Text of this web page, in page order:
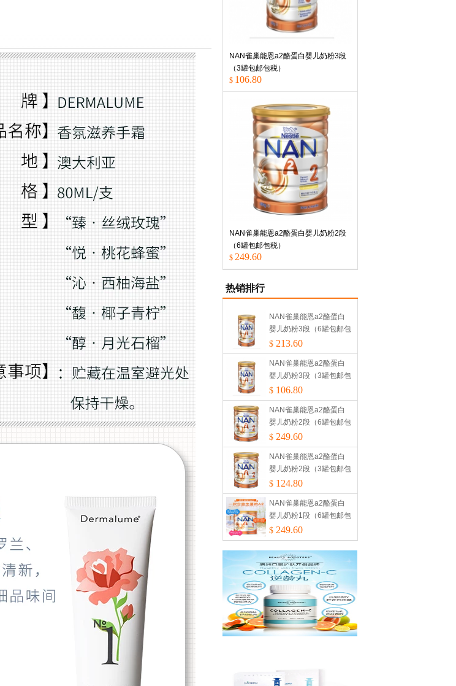
NAN雀巢能恩a2酪蛋白婴儿奶粉3段
（3罐包邮包税）
$ 106.80
NAN雀巢能恩a2酪蛋白婴儿奶粉2段
（6罐包邮包税）
$ 249.60
热销排行
NAN雀巢能恩a2酪蛋白
婴儿奶粉3段（6罐包邮包
税）
$ 213.60
NAN雀巢能恩a2酪蛋白
婴儿奶粉3段（3罐包邮包
税）
$ 106.80
NAN雀巢能恩a2酪蛋白
婴儿奶粉2段（6罐包邮包
税）
$ 249.60
NAN雀巢能恩a2酪蛋白
婴儿奶粉2段（3罐包邮包
税）
$ 124.80
NAN雀巢能恩a2酪蛋白
婴儿奶粉1段（6罐包邮包
税）
$ 249.60